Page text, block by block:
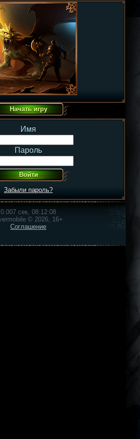
Имя
Пароль
Забыли пароль?
0.007 сек, 08:12:08
© 2026, 16+
Соглашение